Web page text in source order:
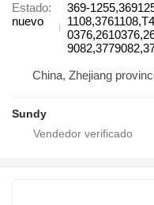
Estado
nuevo
369-
China, Zhejiang
Sundy